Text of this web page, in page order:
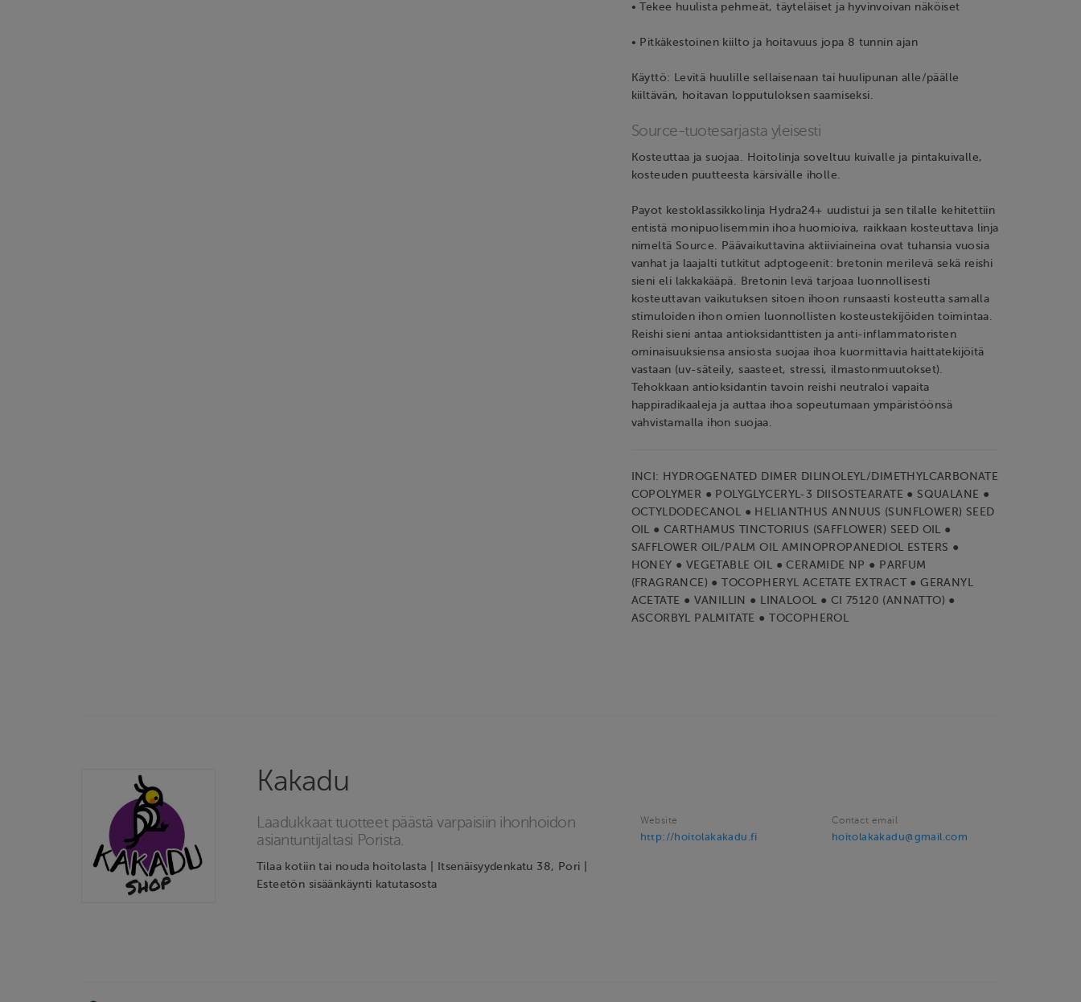
• Tekee huulista pehmeät, täyteläiset ja hyvinvoivan näköiset
• Pitkäkestoinen kiilto ja hoitavuus jopa 8 tunnin ajan
Käyttö: Levitä huulille sellaisenaan tai huulipunan alle/päälle
kiiltävän, hoitavan lopputuloksen saamiseksi.
Source-tuotesarjasta yleisesti
Kosteuttaa ja suojaa. Hoitolinja soveltuu kuivalle ja pintakuivalle,
kosteuden puutteesta kärsivälle iholle.
Payot kestoklassikkolinja Hydra24+ uudistui ja sen tilalle kehitettiin
entistä monipuolisemmin ihoa huomioiva, raikkaan kosteuttava linja
nimeltä Source. Päävaikuttavina aktiiviaineina ovat tuhansia vuosia
vanhat ja laajalti tutkitut adptogeenit: bretonin merilevä sekä reishi
sieni eli lakkakääpä. Bretonin levä tarjoaa luonnollisesti
kosteuttavan vaikutuksen sitoen ihoon runsaasti kosteutta samalla
stimuloiden ihon omien luonnollisten kosteustekijöiden toimintaa.
Reishi sieni antaa antioksidanttisten ja anti-inflammatoristen
ominaisuuksiensa ansiosta suojaa ihoa kuormittavia haittatekijöitä
vastaan (uv-säteily, saasteet, stressi, ilmastonmuutokset).
Tehokkaan antioksidantin tavoin reishi neutraloi vapaita
happiradikaaleja ja auttaa ihoa sopeutumaan ympäristöönsä
vahvistamalla ihon suojaa.
INCI: HYDROGENATED DIMER DILINOLEYL/DIMETHYLCARBONATE
COPOLYMER ● POLYGLYCERYL-3 DIISOSTEARATE ● SQUALANE ●
OCTYLDODECANOL ● HELIANTHUS ANNUUS (SUNFLOWER) SEED
OIL ● CARTHAMUS TINCTORIUS (SAFFLOWER) SEED OIL ●
SAFFLOWER OIL/PALM OIL AMINOPROPANEDIOL ESTERS ●
HONEY ● VEGETABLE OIL ● CERAMIDE NP ● PARFUM
(FRAGRANCE) ● TOCOPHERYL ACETATE EXTRACT ● GERANYL
ACETATE ● VANILLIN ● LINALOOL ● CI 75120 (ANNATTO) ●
ASCORBYL PALMITATE ● TOCOPHEROL
Kakadu
Laadukkaat tuotteet päästä varpaisiin ihonhoidon
asiantuntijaltasi Porista.
Tilaa kotiin tai nouda hoitolasta | Itsenäisyydenkatu 38, Pori |
Esteetön sisäänkäynti katutasosta
Website
http://hoitolakakadu.fi
Contact email
hoitolakakadu@gmail.com